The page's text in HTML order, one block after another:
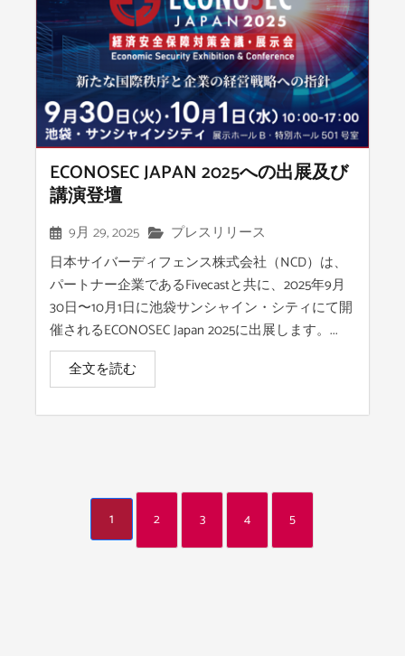
ECONOSEC JAPAN 2025への出展及び
講演登壇
9月 29, 2025
プレスリリース
日本サイバーディフェンス株式会社（NCD）は、
パートナー企業であるFivecastと共に、2025年9月
30日〜10月1日に池袋サンシャイン・シティにて開
催されるECONOSEC Japan 2025に出展します。...
全文を読む
1 2 3 4 5